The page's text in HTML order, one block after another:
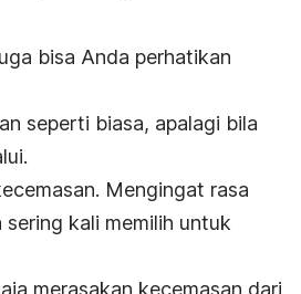
bisa Anda perhatikan
seperti biasa, apalagi bila
Mengingat rasa
kali memilih untuk
merasakan kecemasan dari